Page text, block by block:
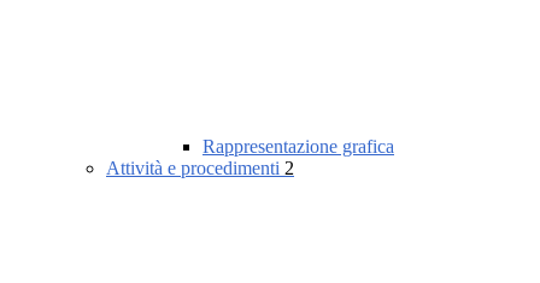
Rappresentazione grafica
Attività e procedimenti 2